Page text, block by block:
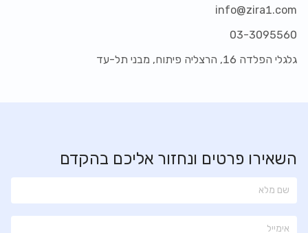
info@zira1.com
03-3095560
גלגלי הפלדה 16, הרצליה פיתוח, מבני תל-עד
השאירו פרטים ונחזור אליכם בהקדם